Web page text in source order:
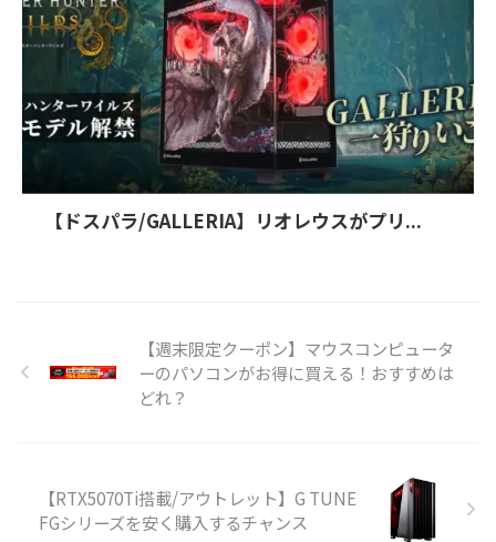
【ドスパラ/GALLERIA】リオレウスがプリ...
【週末限定クーポン】マウスコンピュータ
ーのパソコンがお得に買える！おすすめは
どれ？
【RTX5070Ti搭載/アウトレット】G TUNE
FGシリーズを安く購入するチャンス